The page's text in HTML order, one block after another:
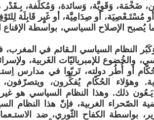
ضَخْمَة، وَقَوِيَّة، وَسائدة، وَمُكلِّفة، بِـقَدْر
مُسْتَـعْصِيَة، أو صِدَامِيَّة، أو غَيٍر قَابِلَة
يُصبح الإصلاح السياسي، بواسطة الإقناع
الشّكلي في سنة 1956، وُلِد وَكَبُر النظام السياسي الـقائم في
والخُضوع للإمبرياليّات الغَربية،
أو أُطُر دولته، تَربّوا في مدارس
وهؤلاء الحُكّام يُفكِّرون، ويتصرّفون،
يَـعُون ذلك. وهذا النظام السياسي هو
الغربية، فإنّ هذا النظام
بواسطة الكفاح الثّوري، ضد